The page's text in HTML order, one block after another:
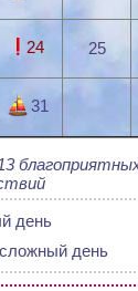
24 25
31
день
день